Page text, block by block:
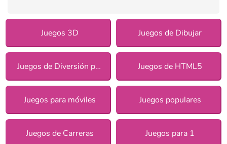
Juegos 3D Juegos de Dibujar
Juegos de Diversión para chicas Juegos de HTML5
Juegos para móviles Juegos populares
Juegos de Carreras Juegos para 1